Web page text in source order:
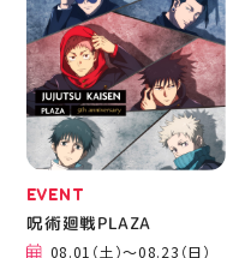
EVENT
呪術廻戦PLAZA
08.01（土）～08.23（日）